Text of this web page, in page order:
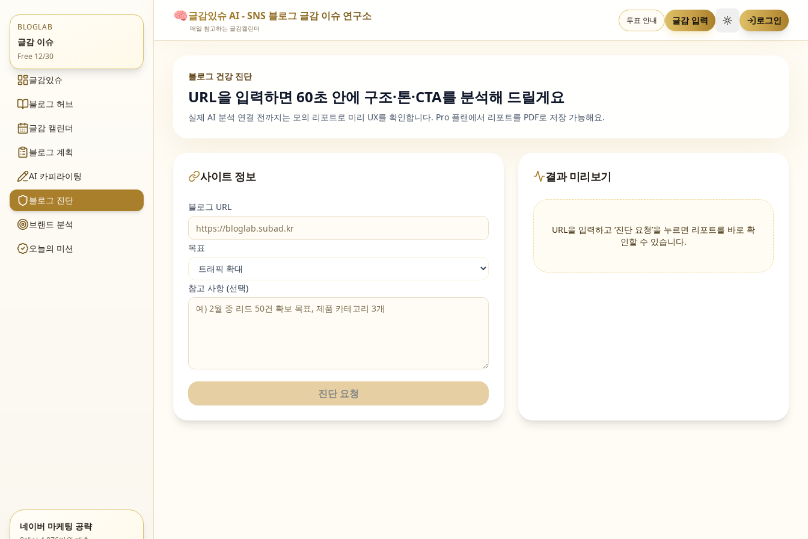
BLOGLAB
글감 이슈
Free 12/30
글감있슈
블로그 허브
글감 캘린더
블로그 계획
AI 카피라이팅
블로그 진단
브랜드 분석
오늘의 미션
네이버 마케팅 공략
🧠글감있슈 AI - SNS 블로그 글감 이슈 연구소
매일 참고하는 글감캘린더
투표 안내 글감 입력 테마 전환로그인
블로그 건강 진단
URL을 입력하면 60초 안에 구조·톤·CTA를 분석해 드릴게요
실제 AI 분석 연결 전까지는 모의 리포트로 미리 UX를 확인합니다. Pro 플랜에서 리포트를 PDF로 저장 가능해요.
사이트 정보
블로그 URL
목표
참고 사항 (선택)
진단 요청
결과 미리보기
URL을 입력하고 ‘진단 요청’을 누르면 리포트를 바로 확
인할 수 있습니다.